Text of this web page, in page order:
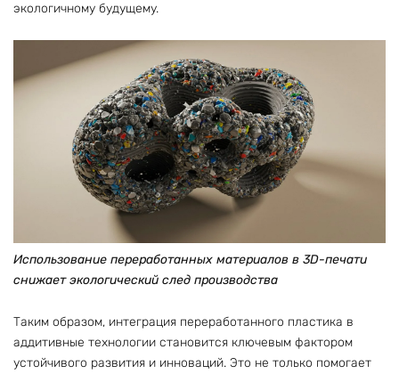
экологичному будущему.
Использование переработанных материалов в 3D-печати
снижает экологический след производства
Таким образом, интеграция переработанного пластика в
аддитивные технологии становится ключевым фактором
устойчивого развития и инноваций. Это не только помогает